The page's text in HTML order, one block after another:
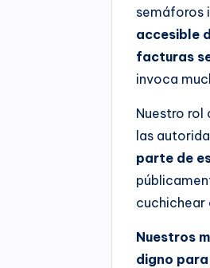
semáforos
accesible
facturas
invoca
Nuestro rol
las
parte de
cuchichear
Nuestros
digno